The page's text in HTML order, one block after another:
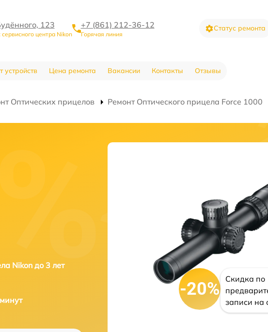
123
центра Nikon
+7 (861) 212-36-12
Горячая линия
Статус ремонта
устройств Цена ремонта Вакансии Контакты Отзывы
Оптических прицелов Ремонт Оптического прицела Force 1000
Nikon до 3 лет
-20%
Скидка по
записи на